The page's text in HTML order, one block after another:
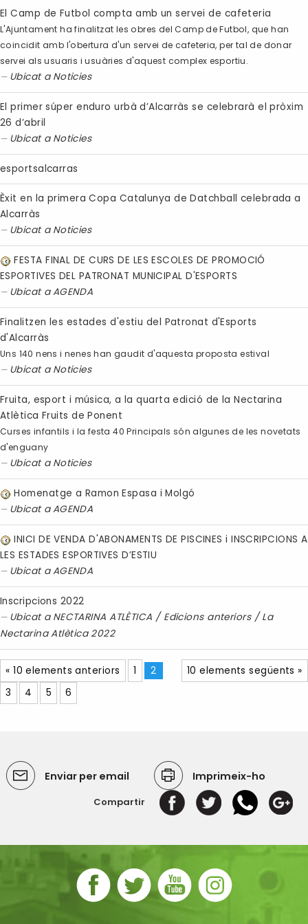
El Camp de Futbol compta amb un servei de cafeteria
L'Ajuntament ha finalitzat les obres del Camp de Futbol, que han
coincidit amb l'obertura d'un servei de cafeteria, per tal de donar
servei als usuaris i usuàries d'aquest complex esportiu.
Ubicat a Noticies
El primer súper enduro urbà d’Alcarràs se celebrarà el pròxim
26 d’abril
Ubicat a Noticies
esportsalcarras
Èxit en la primera Copa Catalunya de Datchball celebrada a
Alcarràs
Ubicat a Noticies
FESTA FINAL DE CURS DE LES ESCOLES DE PROMOCIÓ
ESPORTIVES DEL PATRONAT MUNICIPAL D'ESPORTS
Ubicat aAGENDA
Finalitzen les estades d'estiu del Patronat d'Esports
d'Alcarràs
Uns 140 nens i nenes han gaudit d'aquesta proposta estival
Ubicat a Noticies
Fruita, esport i música, a la quarta edició de la Nectarina
Atlètica Fruits de Ponent
Curses infantils i la festa 40 Principals són algunes de les novetats
d'enguany
Ubicat a Noticies
Homenatge a Ramon Espasa i Molgó
Ubicat aAGENDA
INICI DE VENDA D'ABONAMENTS DE PISCINES i INSCRIPCIONS A
LES ESTADES ESPORTIVES D’ESTIU
Ubicat aAGENDA
Inscripcions 2022
Ubicat a NECTARINA ATLÈTICA / Edicions anteriors / La
Nectarina Atlètica 2022
« 10 elements anteriors 10 elements següents »
1
2
3
4 5 6
Enviar per email Imprimeix-ho
Compartir